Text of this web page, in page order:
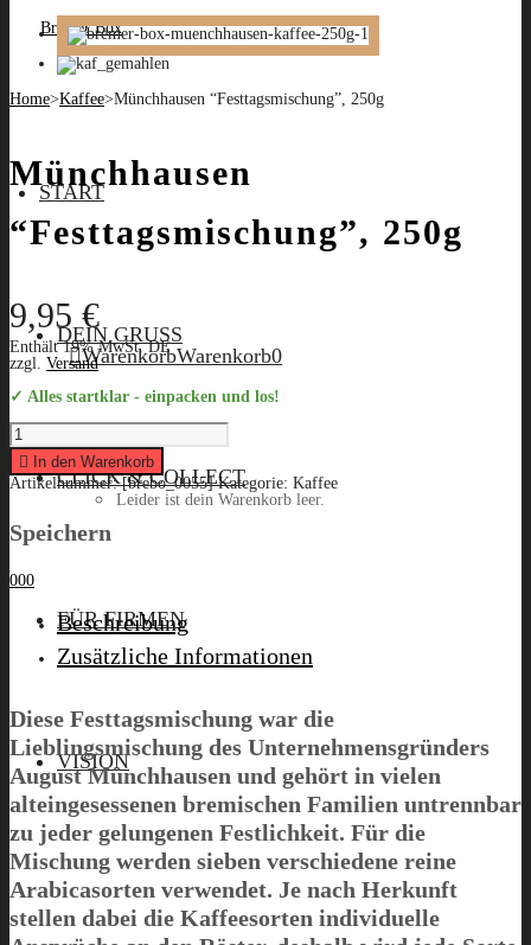
START
DEIN GRUSS
CLICK & COLLECT
FÜR FIRMEN
VISION
WarenkorbWarenkorb0
Leider ist dein Warenkorb leer.
Home>Kaffee>Münchhausen “Festtagsmischung”, 250g
Münchhausen
“Festtagsmischung”, 250g
9,95 €
Enthält 19% MwSt. DE
zzgl. Versand
✓ Alles startklar - einpacken und los!
Münchhausen
"Festtagsmischung",
250g
quantity
In den Warenkorb
Artikelnummer:[brebo_0055] Kategorie: Kaffee
Speichern
000
Beschreibung
Zusätzliche Informationen
Diese Festtagsmischung war die
Lieblingsmischung des Unternehmensgründers
August Münchhausen und gehört in vielen
alteingesessenen bremischen Familien untrennbar
zu jeder gelungenen Festlichkeit. Für die
Mischung werden sieben verschiedene reine
Arabicasorten verwendet. Je nach Herkunft
stellen dabei die Kaffeesorten individuelle